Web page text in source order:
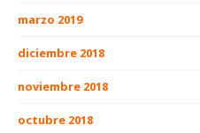
marzo 2019
diciembre 2018
noviembre 2018
octubre 2018